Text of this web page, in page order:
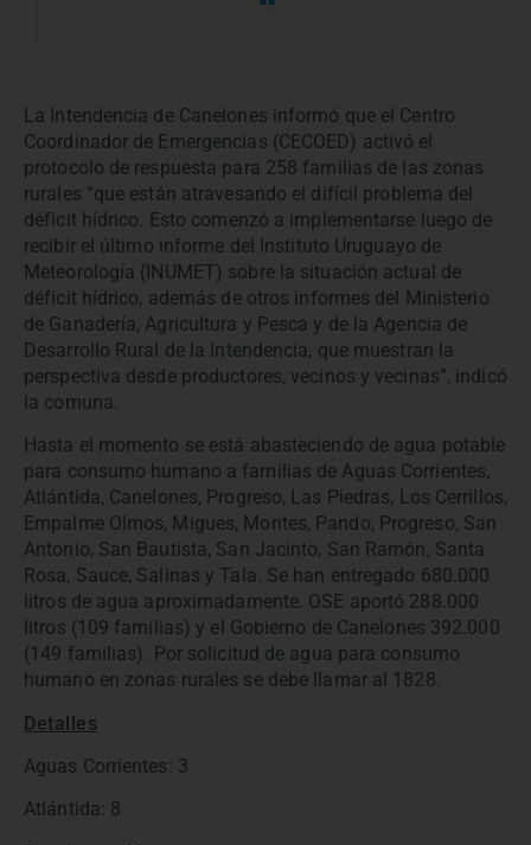
La Intendencia de Canelones informó que el Centro
Coordinador de Emergencias (CECOED) activó el
protocolo de respuesta para 258 familias de las zonas
rurales “que están atravesando el difícil problema del
déficit hídrico. Esto comenzó a implementarse luego de
recibir el último informe del Instituto Uruguayo de
Meteorología (INUMET) sobre la situación actual de
déficit hídrico, además de otros informes del Ministerio
de Ganadería, Agricultura y Pesca y de la Agencia de
Desarrollo Rural de la Intendencia, que muestran la
perspectiva desde productores, vecinos y vecinas”, indicó
la comuna.
Hasta el momento se está abasteciendo de agua potable
para consumo humano a familias de Aguas Corrientes,
Atlántida, Canelones, Progreso, Las Piedras, Los Cerrillos,
Empalme Olmos, Migues, Montes, Pando, Progreso, San
Antonio, San Bautista, San Jacinto, San Ramón, Santa
Rosa, Sauce, Salinas y Tala. Se han entregado 680.000
litros de agua aproximadamente. OSE aportó 288.000
litros (109 familias) y el Gobierno de Canelones 392.000
(149 familias). Por solicitud de agua para consumo
humano en zonas rurales se debe llamar al 1828.
Detalles
Aguas Corrientes: 3
Atlántida: 8